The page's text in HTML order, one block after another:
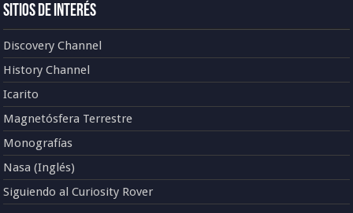
Sitios de Interés
Discovery Channel
History Channel
Icarito
Magnetósfera Terrestre
Monografías
Nasa (Inglés)
Siguiendo al Curiosity Rover